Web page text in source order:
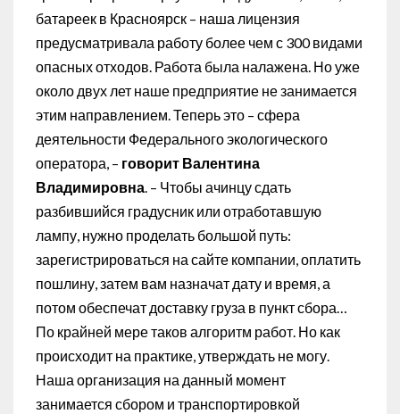
батареек в Красноярск – наша лицензия
предусматривала работу более чем с 300 видами
опасных отходов. Работа была налажена. Но уже
около двух лет наше предприятие не занимается
этим направлением. Теперь это – сфера
деятельности Федерального экологического
оператора, – говорит Валентина
Владимировна. – Чтобы ачинцу сдать
разбившийся градусник или отработавшую
лампу, нужно проделать большой путь:
зарегистрироваться на сайте компании, оплатить
пошлину, затем вам назначат дату и время, а
потом обеспечат доставку груза в пункт сбора…
По крайней мере таков алгоритм работ. Но как
происходит на практике, утверждать не могу.
Наша организация на данный момент
занимается сбором и транспортировкой